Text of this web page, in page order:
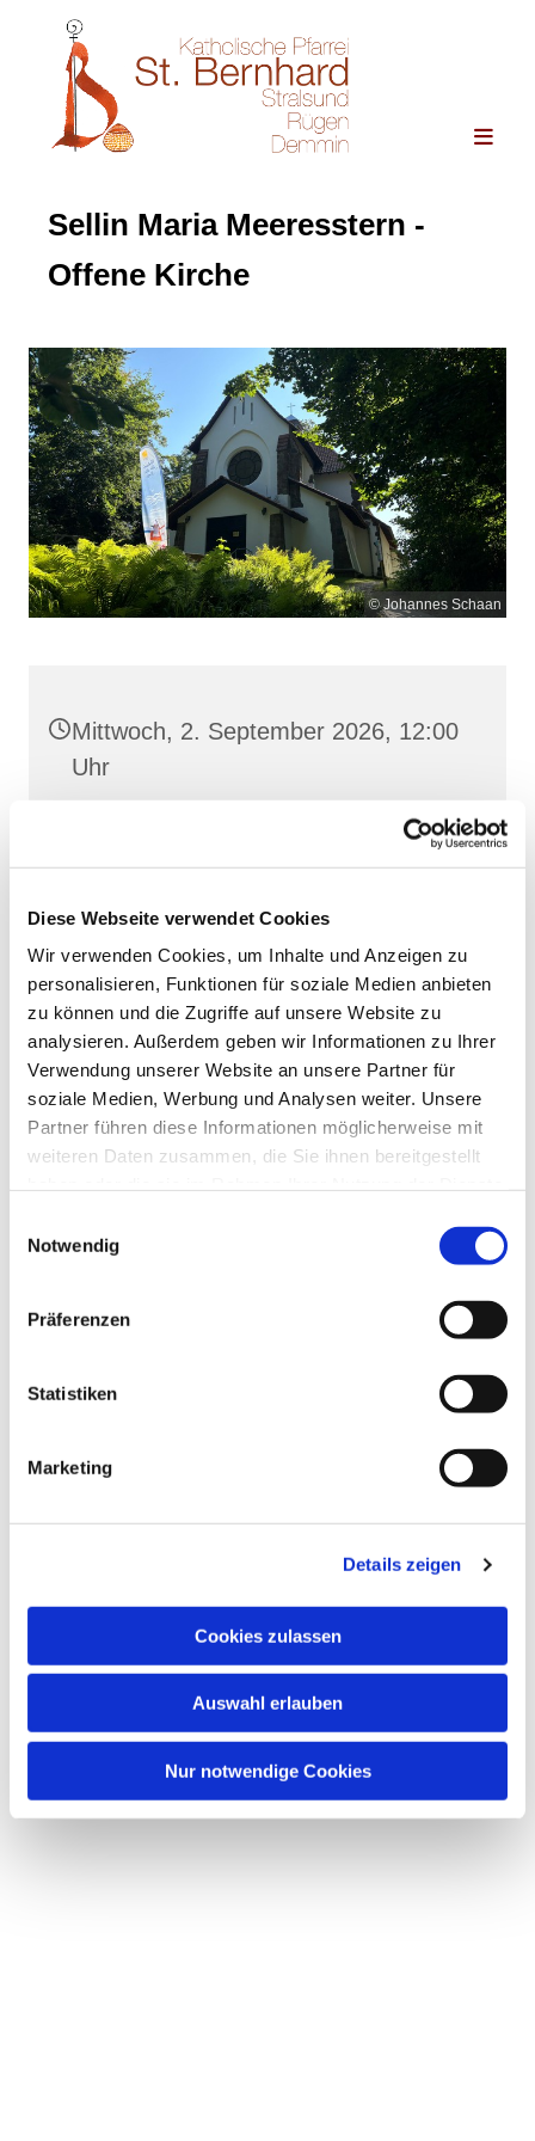
Diese Webseite verwendet Cookies
Wir verwenden Cookies, um Inhalte und Anzeigen zu
personalisieren, Funktionen für soziale Medien anbieten
zu können und die Zugriffe auf unsere Website zu
analysieren. Außerdem geben wir Informationen zu Ihrer
Verwendung unserer Website an unsere Partner für
soziale Medien, Werbung und Analysen weiter. Unsere
Partner führen diese Informationen möglicherweise mit
weiteren Daten zusammen, die Sie ihnen bereitgestellt
Notwendig
Präferenzen
Statistiken
Marketing
Details zeigen
Cookies zulassen
Auswahl erlauben
Nur notwendige Cookies
Sellin Maria Meeresstern -
Offene Kirche
© Johannes Schaan
Mittwoch, 2. September 2026, 12:00
Uhr
Maria Meeresstern, Sellin, Hochufer /
Waldweg, 18586 Sellin